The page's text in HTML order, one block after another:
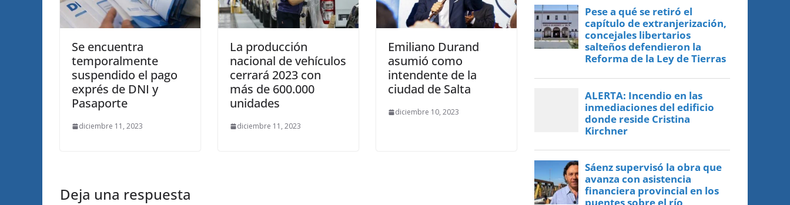
Se encuentra
temporalmente
suspendido el pago
exprés de DNI y
Pasaporte
diciembre 11, 2023
La producción
nacional de vehículos
cerrará 2023 con
más de 600.000
unidades
diciembre 11, 2023
Emiliano Durand
asumió como
intendente de la
ciudad de Salta
diciembre 10, 2023
Deja una respuesta